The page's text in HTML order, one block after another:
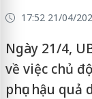
17:52 21/04/
Ngày 21/4,
về việc chủ
phục hậu